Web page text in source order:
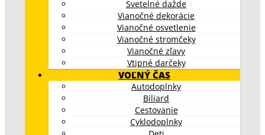
Svetelné dažde
Vianočné dekorácie
Vianočné osvetlenie
Vianočné stromčeky
Vianočné zľavy
Vtipné darčeky
VOĽNÝ ČAS
Autodoplnky
Biliard
Cestovanie
Cyklodoplnky